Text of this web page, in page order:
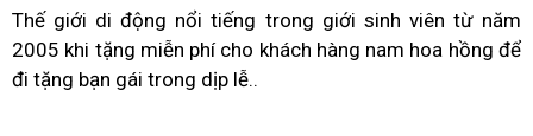
Thế giới di động nổi tiếng trong giới sinh viên từ năm
2005 khi tặng miễn phí cho khách hàng nam hoa hồng để
đi tặng bạn gái trong dịp lễ..